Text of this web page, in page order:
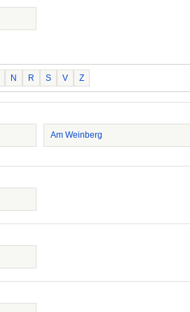
N R S V Z
Am Weinberg